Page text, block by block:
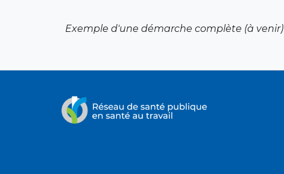
Exemple d'une démarche complète (à venir)